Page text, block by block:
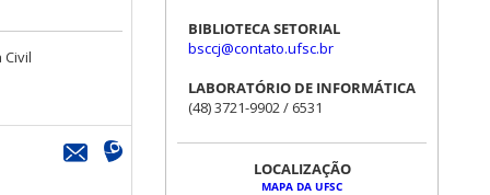
BIBLIOTECA SETORIAL
bsccj@contato.ufsc.br
LABORATÓRIO DE INFORMÁTICA
(48) 3721-9902 / 6531
LOCALIZAÇÃO
MAPA DA UFSC